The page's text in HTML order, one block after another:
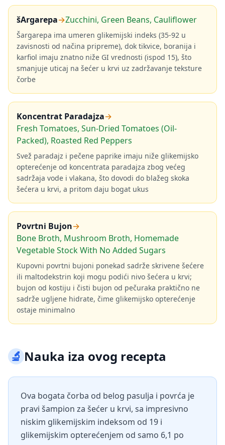
šArgarepa→Zucchini, Green Beans, Cauliflower
Šargarepa ima umeren glikemijski indeks (35-92 u
zavisnosti od načina pripreme), dok tikvice, boranija i
karfiol imaju znatno niže GI vrednosti (ispod 15), što
smanjuje uticaj na šećer u krvi uz zadržavanje teksture
čorbe
Koncentrat Paradajza→
Fresh Tomatoes, Sun-Dried Tomatoes (Oil-
Packed), Roasted Red Peppers
Svež paradajz i pečene paprike imaju niže glikemijsko
opterećenje od koncentrata paradajza zbog većeg
sadržaja vode i vlakana, što dovodi do blažeg skoka
šećera u krvi, a pritom daju bogat ukus
Povrtni Bujon→
Bone Broth, Mushroom Broth, Homemade
Vegetable Stock With No Added Sugars
Kupovni povrtni bujoni ponekad sadrže skrivene šećere
ili maltodekstrin koji mogu podići nivo šećera u krvi;
bujon od kostiju i čisti bujon od pečuraka praktično ne
sadrže ugljene hidrate, čime glikemijsko opterećenje
ostaje minimalno
🔬Nauka iza ovog recepta
Ova bogata čorba od belog pasulja i povrća je
pravi šampion za šećer u krvi, sa impresivno
niskim glikemijskim indeksom od 19 i
glikemijskim opterećenjem od samo 6,1 po